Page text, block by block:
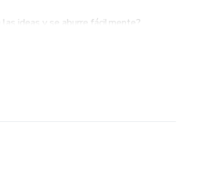
las ideas y se aburre fácilmente?